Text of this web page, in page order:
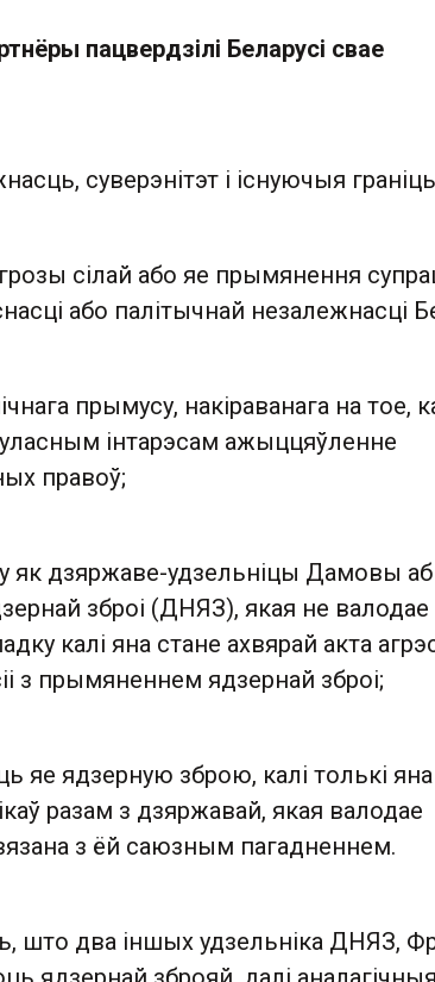
пацвердзілі Беларусі свае
суверэнітэт і існуючыя
сілай або яе прымянення
або палітычнай незалежнасці
прымусу, накіраванага на тое,
інтарэсам ажыццяўленне
правоў;
як дзяржаве-удзельніцы Дамовы аб
зброі (ДНЯЗ), якая не валодае
калі яна стане ахвярай акта
з прымяненнем ядзернай зброі;
яе ядзерную зброю, калі толькі
разам з дзяржавай, якая валодае
з ёй саюзным пагадненнем.
што два іншых удзельніка ДНЯЗ,